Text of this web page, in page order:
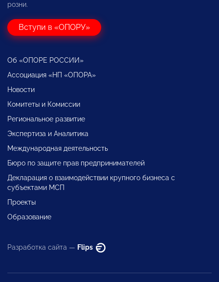
розни.
Вступи в «ОПОРУ»
Об «ОПОРЕ РОССИИ»
Ассоциация «НП «ОПОРА»
Новости
Комитеты и Комиссии
Региональное развитие
Экспертиза и Аналитика
Международная деятельность
Бюро по защите прав предпринимателей
Декларация о взаимодействии крупного бизнеса с
субъектами МСП
Проекты
Образование
Разработка сайта — Flips